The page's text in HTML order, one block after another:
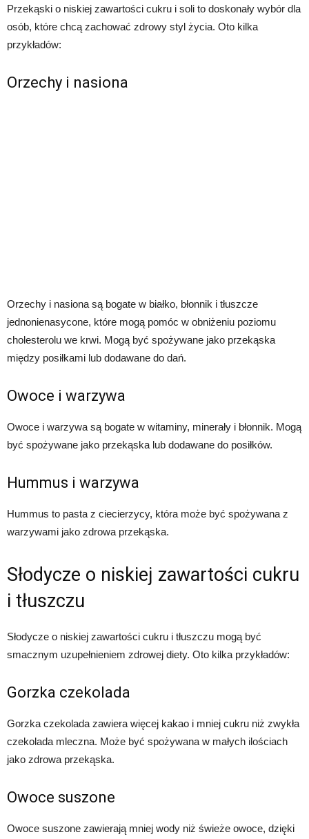
Przekąski o niskiej zawartości cukru i soli to doskonały wybór dla
osób, które chcą zachować zdrowy styl życia. Oto kilka
przykładów:
Orzechy i nasiona
Orzechy i nasiona są bogate w białko, błonnik i tłuszcze
jednonienasycone, które mogą pomóc w obniżeniu poziomu
cholesterolu we krwi. Mogą być spożywane jako przekąska
między posiłkami lub dodawane do dań.
Owoce i warzywa
Owoce i warzywa są bogate w witaminy, minerały i błonnik. Mogą
być spożywane jako przekąska lub dodawane do posiłków.
Hummus i warzywa
Hummus to pasta z ciecierzycy, która może być spożywana z
warzywami jako zdrowa przekąska.
Słodycze o niskiej zawartości cukru
i tłuszczu
Słodycze o niskiej zawartości cukru i tłuszczu mogą być
smacznym uzupełnieniem zdrowej diety. Oto kilka przykładów:
Gorzka czekolada
Gorzka czekolada zawiera więcej kakao i mniej cukru niż zwykła
czekolada mleczna. Może być spożywana w małych ilościach
jako zdrowa przekąska.
Owoce suszone
Owoce suszone zawierają mniej wody niż świeże owoce, dzięki